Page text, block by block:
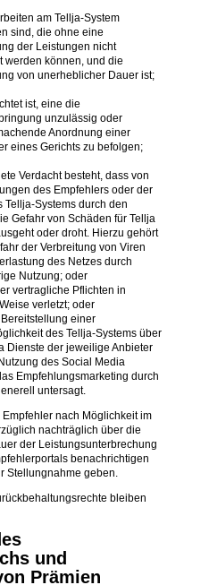
am Tellja-System
sind, die ohne eine
der Leistungen nicht
werden können, und die
von unerheblicher Dauer ist;
ist, eine die
unzulässig oder
Anordnung einer
eines Gerichts zu befolgen;
Verdacht besteht, dass von
des Empfehlers oder der
Tellja-Systems durch den
Gefahr von Schäden für Tellja
oder droht. Hierzu gehört
der Verbreitung von Viren
des Netzes durch
Nutzung; oder
vertragliche Pflichten in
verletzt; oder
einer
des Tellja-Systems über
Dienste der jeweilige Anbieter
des Social Media
Empfehlungsmarketing durch
untersagt.
nach Möglichkeit im
nachträglich über die
der Leistungsunterbrechung
benachrichtigen
Stellungnahme geben.
bleiben
und
Prämien